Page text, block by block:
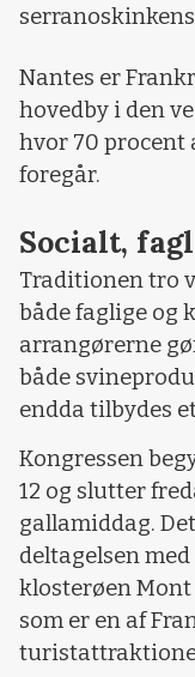
Nantes er
hovedby i den
hvor 70
foregår.
Socialt,
Traditionen tro
både faglige og
arrangørerne
både
endda tilbydes
Kongressen
12 og slutter
gallamiddag.
deltagelsen
klosterøen
som er en af